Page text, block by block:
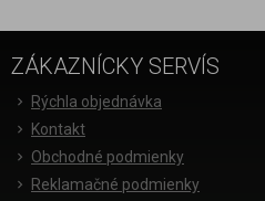
ZÁKAZNÍCKY SERVÍS
Rýchla objednávka
Kontakt
Obchodné podmienky
Reklamačné podmienky